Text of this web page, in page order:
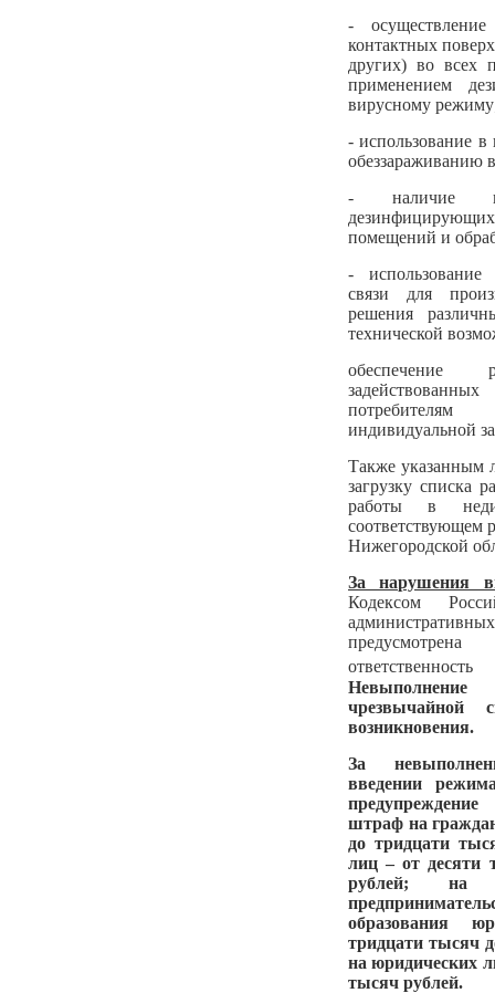
- осуществление
контактных
других) во всех
применением
вирусному
- использование
обеззараживанию
- наличие в
помещений и
- использование
связи для
решения
технической
обеспечение
потребителям
индивидуальной
Также указанным
загрузку списка
работы в
соответствующем
Нижегородской
За нарушения
Кодексом
чрезвычайной
возникновения.
За
введении
штраф на
до тридцати
лиц – от десяти
рублей; на
образования
тридцати тысяч
на юридических
тысяч рублей.